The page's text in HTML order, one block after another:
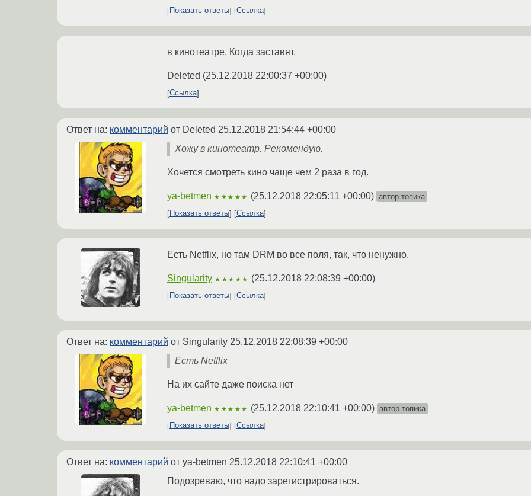
Показать ответы Ссылка
в кинотеатре. Когда заставят.
Deleted (25.12.2018 22:00:37 +00:00)
Ссылка
Ответ на: комментарий от Deleted 25.12.2018 21:54:44 +00:00
Хожу в кинотеатр. Рекомендую.
Хочется смотреть кино чаще чем 2 раза в год.
ya-betmen ★★★★★ (25.12.2018 22:05:11 +00:00) автор топика
Показать ответы
Ссылка
Есть Netflix, но там DRM во все поля, так, что ненужно.
Singularity ★★★★★ (25.12.2018 22:08:39 +00:00)
Показать ответы Ссылка
Ответ на: комментарий от Singularity 25.12.2018 22:08:39 +00:00
Есть Netflix
На их сайте даже поиска нет
ya-betmen ★★★★★ (25.12.2018 22:10:41 +00:00) автор топика
Показать ответы
Ссылка
Ответ на: комментарий от ya-betmen 25.12.2018 22:10:41 +00:00
Подозреваю, что надо зарегистрироваться.